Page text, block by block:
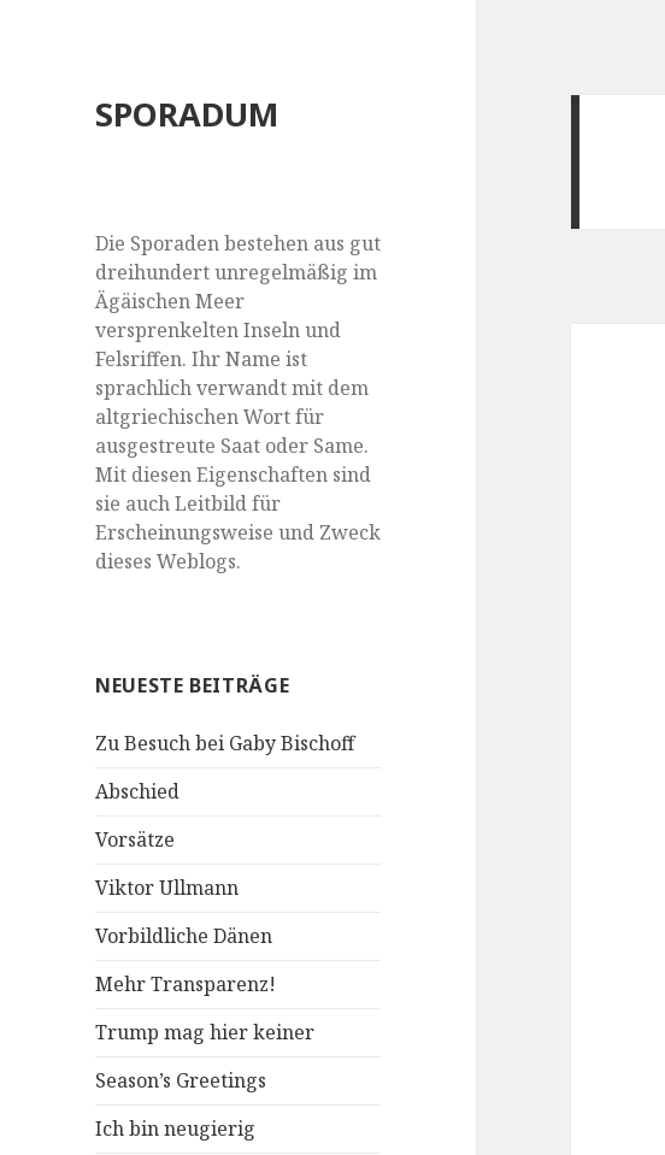
SPORADUM
Die Sporaden bestehen aus gut
dreihundert unregelmäßig im
Ägäischen Meer
versprenkelten Inseln und
Felsriffen. Ihr Name ist
sprachlich verwandt mit dem
altgriechischen Wort für
ausgestreute Saat oder Same.
Mit diesen Eigenschaften sind
sie auch Leitbild für
Erscheinungsweise und Zweck
dieses Weblogs.
NEUESTE BEITRÄGE
Zu Besuch bei Gaby Bischoff
Abschied
Vorsätze
Viktor Ullmann
Vorbildliche Dänen
Mehr Transparenz!
Trump mag hier keiner
Season’s Greetings
Ich bin neugierig